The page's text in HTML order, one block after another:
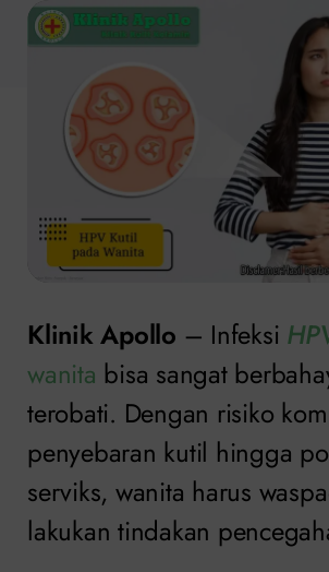
Klinik Apollo – Infeksi
wanita bisa sangat
terobati. Dengan risiko
penyebaran kutil hingga
serviks, wanita harus
lakukan tindakan